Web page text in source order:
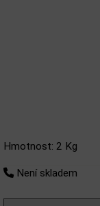
Hmotnost: 2 Kg
Není skladem